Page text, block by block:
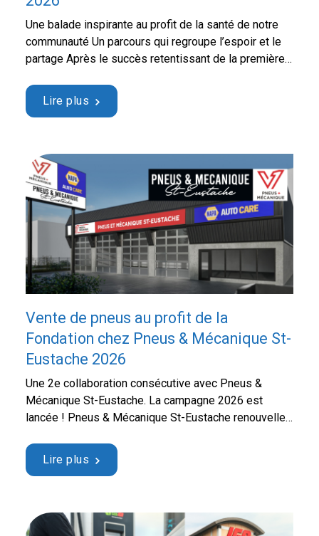
Une balade inspirante au profit de la santé de notre
communauté Un parcours qui regroupe l’espoir et le
partage Après le succès retentissant de la première
impressionnante de 13 056 $, Richard Leclair,
bénévole dévoué et ancien patient de l’Hôpital de
Lire plus
Vente de pneus au profit de la
Fondation chez Pneus & Mécanique St-
Eustache 2026
Une 2e collaboration consécutive avec Pneus &
Mécanique St-Eustache. La campagne 2026 est
lancée ! Pneus & Mécanique St-Eustache renouvelle
Saint-Eustache. Jusqu’au 31 décembre, transformez
votre achat en geste concret : nous remettons 2 $ à la
Lire plus